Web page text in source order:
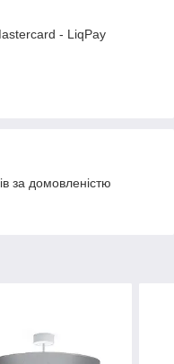
- LiqPay
за домовленістю